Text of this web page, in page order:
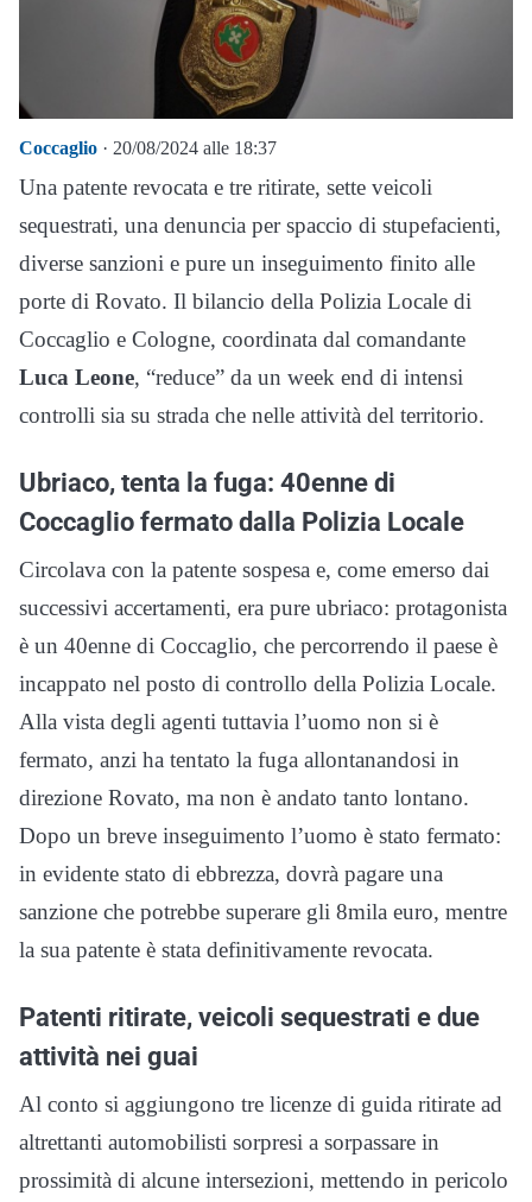
Coccaglio · 20/08/2024 alle 18:37
Una patente revocata e tre ritirate, sette veicoli
sequestrati, una denuncia per spaccio di stupefacienti,
diverse sanzioni e pure un inseguimento finito alle
porte di Rovato. Il bilancio della Polizia Locale di
Coccaglio e Cologne, coordinata dal comandante
Luca Leone, “reduce” da un week end di intensi
controlli sia su strada che nelle attività del territorio.
Ubriaco, tenta la fuga: 40enne di
Coccaglio fermato dalla Polizia Locale
Circolava con la patente sospesa e, come emerso dai
successivi accertamenti, era pure ubriaco: protagonista
è un 40enne di Coccaglio, che percorrendo il paese è
incappato nel posto di controllo della Polizia Locale.
Alla vista degli agenti tuttavia l’uomo non si è
fermato, anzi ha tentato la fuga allontanandosi in
direzione Rovato, ma non è andato tanto lontano.
Dopo un breve inseguimento l’uomo è stato fermato:
in evidente stato di ebbrezza, dovrà pagare una
sanzione che potrebbe superare gli 8mila euro, mentre
la sua patente è stata definitivamente revocata.
Patenti ritirate, veicoli sequestrati e due
attività nei guai
Al conto si aggiungono tre licenze di guida ritirate ad
altrettanti automobilisti sorpresi a sorpassare in
prossimità di alcune intersezioni, mettendo in pericolo